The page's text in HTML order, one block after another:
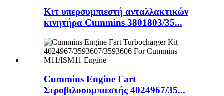
Κιτ υπερσυμπιεστή ανταλλακτικών
κινητήρα Cummins 3801803/35...
Cummins Engine Fart
Στροβιλοσυμπιεστής 4024967/35...